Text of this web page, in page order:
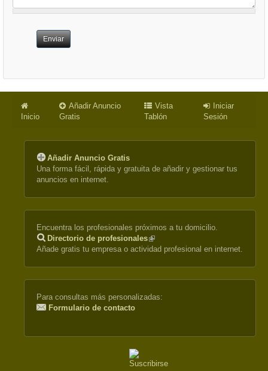
Enviar
Inicio
Añadir Anuncio
Gratis
Vista
Tablón
Iniciar
Sesión
Añadir Anuncio Gratis
Una forma fácil, rápida y gratuita de añadir y gestionar tus
anuncios en internet.
Encuentra los profesionales próximos a tu domicilio.
Directorio de profesionales(link
is
Añade gratis tu empresa o actividad profesional en internet.
Para consultas más personalizadas:
Formulario de contacto